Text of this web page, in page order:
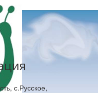
с.Русское,